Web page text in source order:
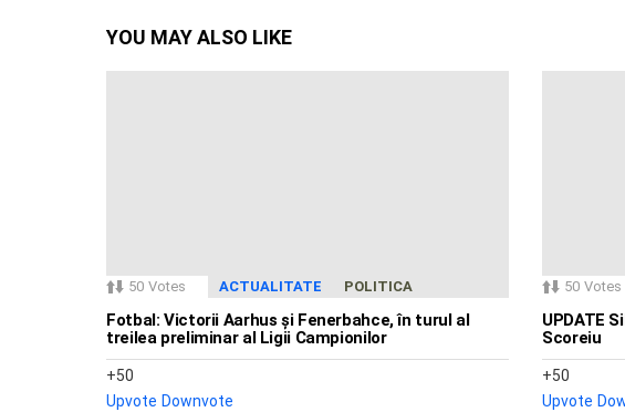
YOU MAY ALSO LIKE
50 Votes ACTUALITATE POLITICA
Fotbal: Victorii Aarhus și Fenerbahce, în turul al
treilea preliminar al Ligii Campionilor
50
Upvote Downvote
50 Votes
UPDATE
Scoreiu
50
Upvote